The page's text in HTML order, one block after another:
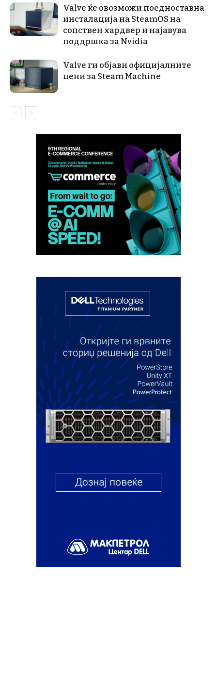
Valve ќе овозможи поедноставна
инсталација на SteamOS на
сопствен хардвер и најавува
поддршка за Nvidia
Valve ги објави официјалните
цени за Steam Machine